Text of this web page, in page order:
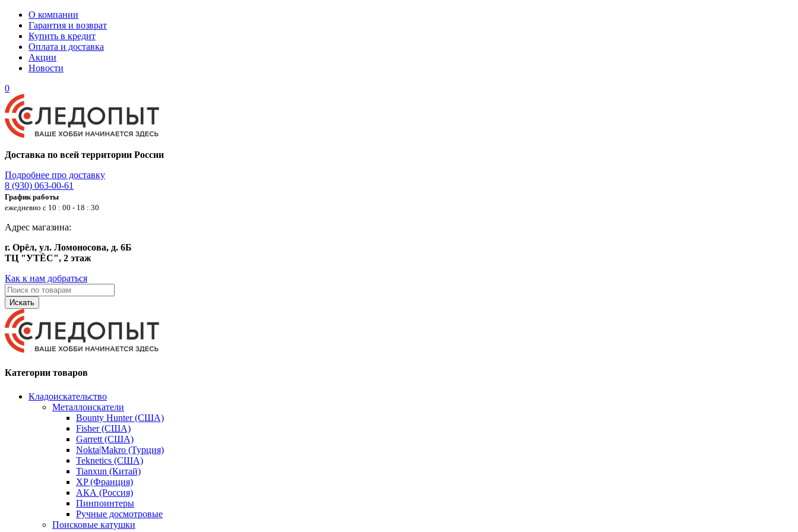
О компании
Гарантия и возврат
Купить в кредит
Оплата и доставка
Акции
Новости
0
Доставка по всей территории России
Подробнее про доставку
8 (930) 063-00-61
График работы
ежедневно с 10 : 00 - 18 : 30
Адрес магазина:
г. Орёл, ул. Ломоносова, д. 6Б
ТЦ "УТЁС", 2 этаж
Как к нам добраться
Искать
Категории товаров
Кладоискательство
Металлоискатели
Bounty Hunter (США)
Fisher (США)
Garrett (США)
Nokta|Makro (Турция)
Teknetics (США)
Tianxun (Китай)
XP (Франция)
АКА (Россия)
Пинпоинтеры
Ручные досмотровые
Поисковые катушки